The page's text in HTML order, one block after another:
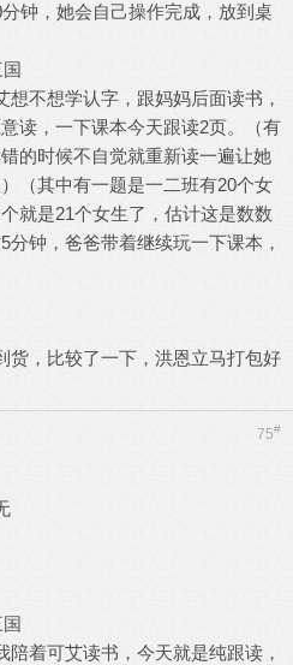
钟，她会自己操作完成，放到桌
想不想学认字，跟妈妈后面读书，
读，一下课本今天跟读2页。（有
的时候不自觉就重新读一遍让她
（其中有一题是一二班有20个女
就是21个女生了，估计这是数数
分钟，爸爸带着继续玩一下课本，
货，比较了一下，洪恩立马打包好
75#
陪着可艾读书，今天就是纯跟读，